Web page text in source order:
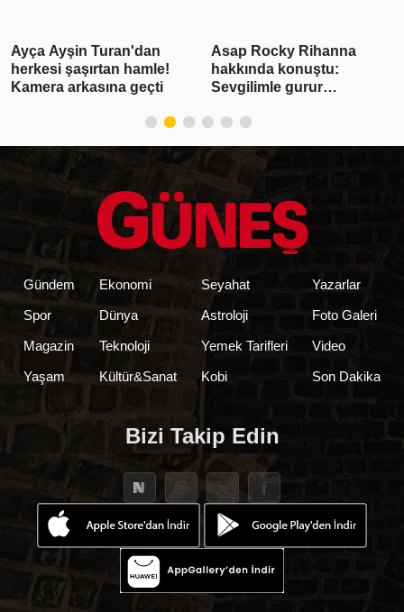
Ayça Ayşin Turan'dan
herkesi şaşırtan hamle!
Kamera arkasına geçti
Asap Rocky Rihanna
hakkında konuştu:
Sevgilimle gurur
Gündem
Spor
Magazin
Yaşam
Ekonomi
Dünya
Teknoloji
Kültür&Sanat
Seyahat
Astroloji
Yemek Tarifleri
Kobi
Yazarlar
Foto Galeri
Video
Son Dakika
Bizi Takip Edin